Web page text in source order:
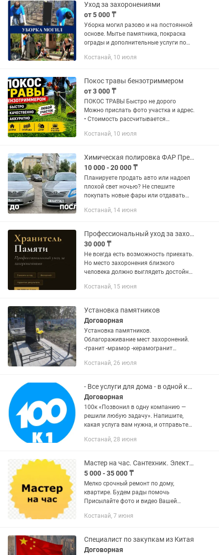
Уход за захоронениями
от 5 000 ₸
Уборка могил разово и на постоянной
основе. Мытье памятника, покраска
ограды и дополнительные услуги по
Костанай, 10 июля
Покос травы бензотриммером
от 3 000 ₸
ПОКОС ТРАВЫ Быстро не дорого
Можно прислать фото участка и адрес.
• Стоимость рассчитывается
зависимости от сложности Звоните
Костанай, 10 июля
Химическая полировка ФАР Предпродажная подготовка. ВЫЕЗД
10 000 - 20 000 ₸
Планируете продать авто или надоел
плохой свет ночью? Не спешите
покупать новые фары или отдавать
фарам заводскую прозрачность
химической...
Костанай, 14 июня
Профессиональный уход за захоронениями в Костанае. Уборка могил
30 000 ₸
Не всегда есть возможность приехать.
Но место захоронения близкого
человека должно выглядеть достойно.
каждый визит: — Уборка территории,
Костанай, 15 июня
Установка памятников
Договорная
Установка памятников.
Облагораживание мест захоронений.
-гранит -мрамор -керамогранит
могил,покраска оградок -входные
-дополнительные фото...
Костанай, 26 июля
- Все услуги для дома - в одной компании!
Договорная
100к «Позвонил в одну компанию —
решили любую задачу». Напишите,
какая услуга вам нужна, и отправьте
Рассчитаем стоимость и сроки. Нужен
Костанай, 28 июня
Мастер на час. Сантехник. Электрик. Установка Телевизора, Установка гардин.
5 000 - 35 000 ₸
Мелко срочный ремонт по дому,
квартире. Будем рады помочь
Присылайте фото и видео Вашей
работа. Ватт работает на том номере,
Костанай, 7 июня
Специалист по закупкам из Китая
Договорная